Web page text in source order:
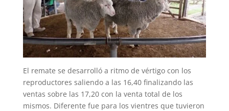
El remate se desarrolló a ritmo de vértigo con los
reproductores saliendo a las 16,40 finalizando las
ventas sobre las 17,20 con la venta total de los
mismos. Diferente fue para los vientres que tuvieron